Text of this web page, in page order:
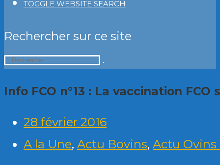
TOGGLE WEBSITE SEARCH
Rechercher sur ce site
Info FCO n°13 : La vaccination FCO
28 février 2016
A la Une, Actu Bovins, Actu Ovins